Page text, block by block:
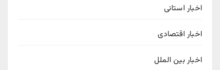
اخبار استانی
اخبار اقتصادی
اخبار بین الملل